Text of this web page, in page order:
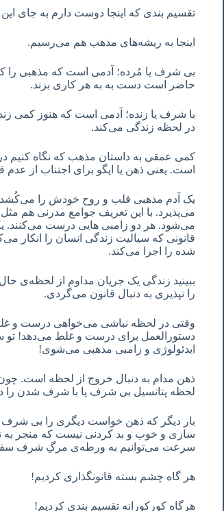
تقسیم بندی که اینجا دوست دارم به جای
اینجا به ریشه‌های مذهب هم می‌رسیم.
بی شرف یا مُرده؛ آدمی است که مذهبی را
حاضر است دست به به هر کاری بزند.
با شرف یا زنده؛ آدمی است که هنوز کمی
در لحظه زندگی می‌کند.
کمی عمقی به داستان مذهب که نگاه کنیم
است. یعنی ذهن یا ایگو برای اجتناب از
یک آدم مذهبی قلب و روح خودش را می‌کُشد
می‌پذیرد. با این تعریف جوامع مدرنی هم
می‌شود. هر دو زامبی هایی درست می‌کنند.
قانونی که سیالیت زندگی انسان را انکار
شده را اجرا می‌کند.
ببینید زندگی یک جریان مداوم از لحظه‌ی
را نپذیری به دنبال قانون می‌گردی.
وقتی در لحظه نباشی می‌خواهی درست و غلط
دستورالعمل برای درست و غلط می‌دهد! تو
ایدئولوژی و زامبی مذهبی می‌شوی!
ذهن مدام به دنبال خروج از لحظه است.
لحظه پتانسیل بی شرف یا با شرف شدن را
بار دیگر که ذهن خواست دیگری را بی شرف
سازی و خوب و بد کردنی نیست که منجر به
سرعت می‌توانیم به ورطه‌ی مرگِ شرف
هر گاه چشم بسته قانونگذاری کردیم!
هرگاه کورکورانه تقسیم بندی کردیم!